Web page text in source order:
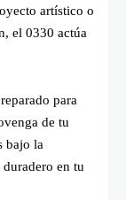
artístico o
el 0330 actúa
para
de tu
bajo la
en tu